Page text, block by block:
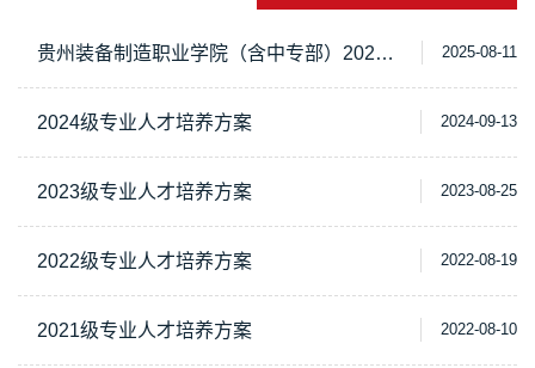
采
贵州装备制造职业学院（含中专部）2025级专业人才培养方案 2025-08-11
2024级专业人才培养方案 2024-09-13
2023级专业人才培养方案 2023-08-25
2022级专业人才培养方案 2022-08-19
2021级专业人才培养方案 2022-08-10